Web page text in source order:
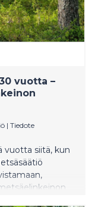
vuotta –
| Tiedote
vuotta siitä, kun